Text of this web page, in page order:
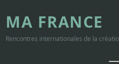
MA FRANCE
Rencontres internationales de la